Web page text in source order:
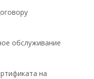
обслуживание
на